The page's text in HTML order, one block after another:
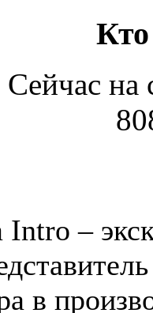
Кто
Сейчас на
Intro –
в